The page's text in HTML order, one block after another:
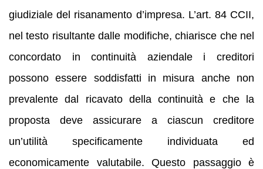
giudiziale del risanamento d’impresa. L’art. 84 CCII,
nel testo risultante dalle modifiche, chiarisce che nel
concordato in continuità aziendale i creditori
possono essere soddisfatti in misura anche non
prevalente dal ricavato della continuità e che la
proposta deve assicurare a ciascun creditore
un’utilità specificamente individuata ed
economicamente valutabile. Questo passaggio è